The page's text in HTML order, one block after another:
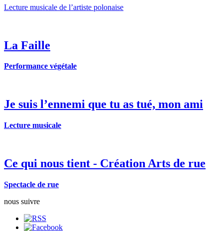
Lecture musicale de l’artiste polonaise
La Faille
Performance végétale
Je suis l’ennemi que tu as tué, mon ami
Lecture musicale
Ce qui nous tient - Création Arts de rue
Spectacle de rue
nous suivre